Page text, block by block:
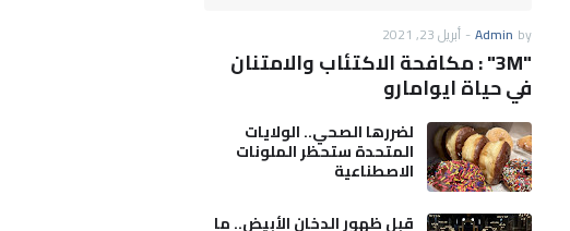
by
Admin
- أبريل 23, 2021
"3M" : مكافحة الاكتئاب والامتنان
في حياة ايوامارو
لضررها الصحي.. الولايات
المتحدة ستحظر الملونات
الاصطناعية
قبل ظهور الدخان الأبيض.. ما